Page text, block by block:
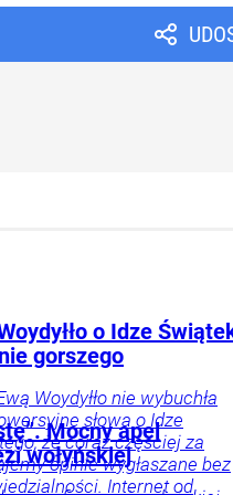
o Idze
gorszego
Woydyłło nie wybuchła
słowa o Idze
że coraz częściej za
opinie wygłaszane bez
Internet od
Mocny apel
wołyńskiej